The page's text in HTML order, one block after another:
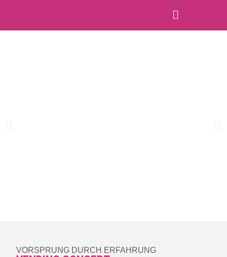
DIBIKO – DIBIDAT
VORSPRUNG DURCH ERFAHRUNG